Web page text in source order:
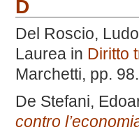
D
Del Roscio,
Laurea in Diritto
Marchetti, pp.
De Stefani,
contro